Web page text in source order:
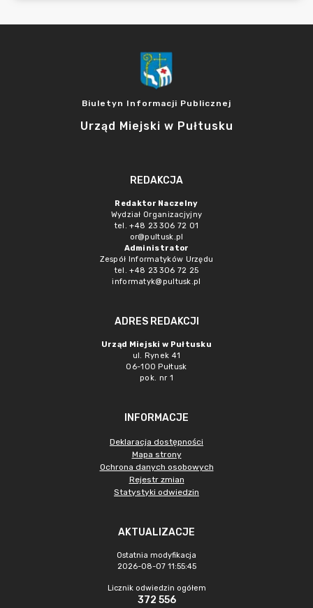
Biuletyn Informacji Publicznej
Urząd Miejski w Pułtusku
REDAKCJA
Redaktor Naczelny
Wydział Organizacjyjny
tel. +48 23 306 72 01
or@pultusk.pl
Administrator
Zespół Informatyków Urzędu
tel. +48 23 306 72 25
informatyk@pultusk.pl
ADRES REDAKCJI
Urząd Miejski w Pułtusku
ul. Rynek 41
06-100 Pułtusk
pok. nr 1
INFORMACJE
Deklaracja dostępności
Mapa strony
Ochrona danych osobowych
Rejestr zmian
Statystyki odwiedzin
AKTUALIZACJE
Ostatnia modyfikacja
2026-08-07 11:55:45
Licznik odwiedzin ogółem
372 556